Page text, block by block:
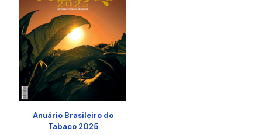
Anuário Brasileiro do
Tabaco 2025